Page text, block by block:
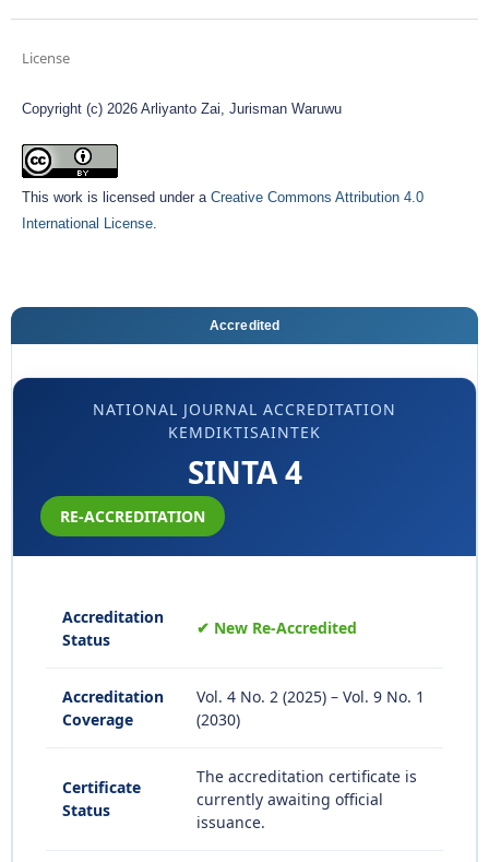
License
Copyright (c) 2026 Arliyanto Zai, Jurisman Waruwu
This work is licensed under a Creative Commons Attribution 4.0
International License.
Accredited
NATIONAL JOURNAL ACCREDITATION
KEMDIKTISAINTEK
SINTA 4
RE-ACCREDITATION
Accreditation
Status
✔ New Re-Accredited
Accreditation
Coverage
Vol. 4 No. 2 (2025) – Vol. 9 No. 1
(2030)
Certificate
Status
The accreditation certificate is
currently awaiting official
issuance.